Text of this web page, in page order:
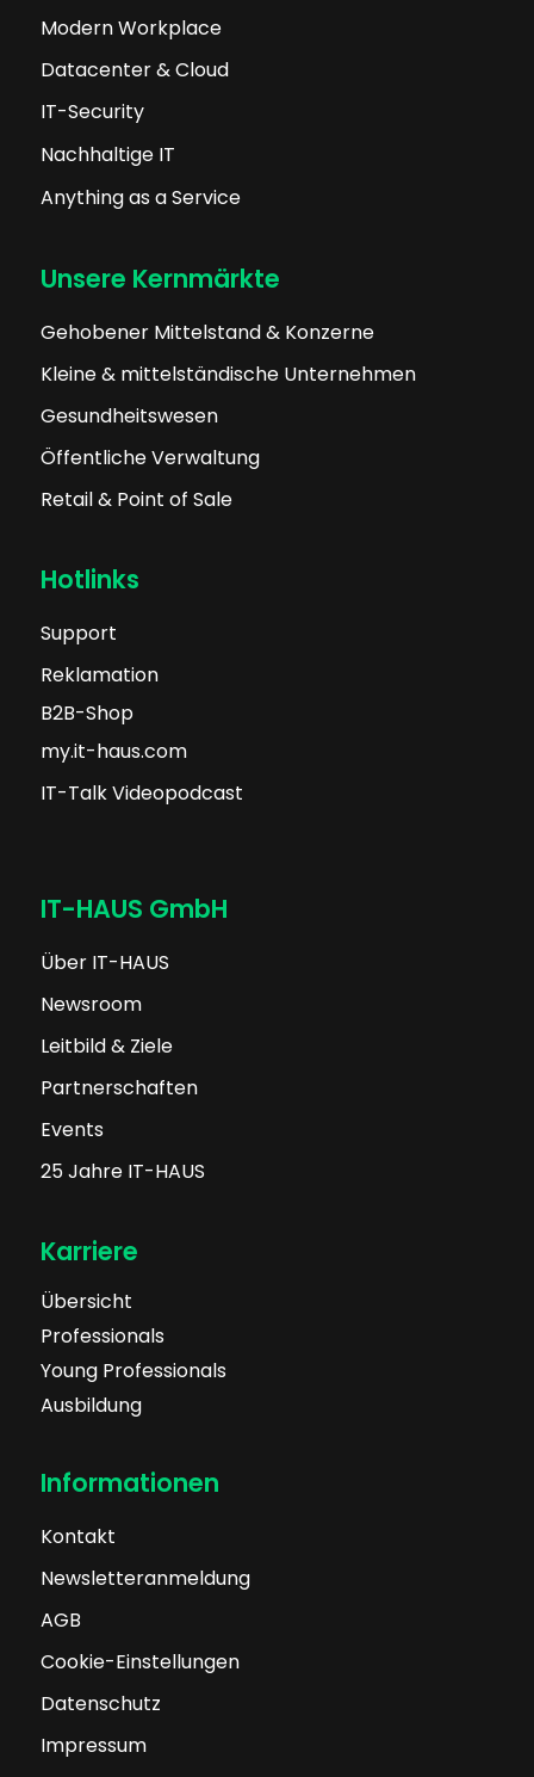
Modern Workplace
Datacenter & Cloud
IT-Security
Nachhaltige IT
Anything as a Service
Unsere Kernmärkte
Gehobener Mittelstand & Konzerne
Kleine & mittelständische Unternehmen
Gesundheitswesen
Öffentliche Verwaltung
Retail & Point of Sale
Hotlinks
Support
Reklamation
B2B-Shop
my.it-haus.com
IT-Talk Videopodcast
IT-HAUS GmbH
Über IT-HAUS
Newsroom
Leitbild & Ziele
Partnerschaften
Events
25 Jahre IT-HAUS
Karriere
Übersicht
Professionals
Young Professionals
Ausbildung
Informationen
Kontakt
Newsletteranmeldung
AGB
Cookie-Einstellungen
Datenschutz
Impressum